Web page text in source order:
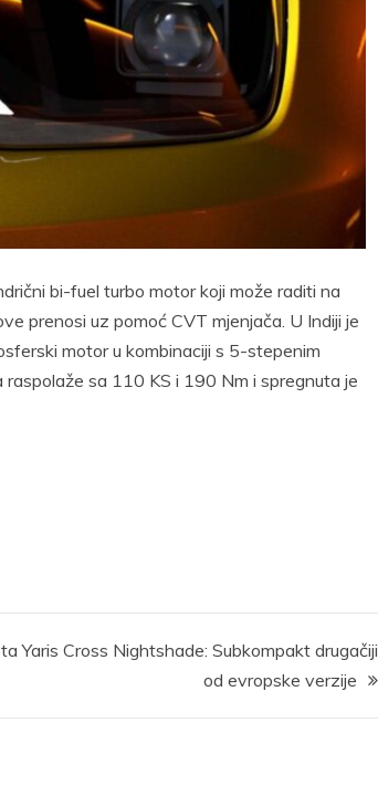
bi-fuel turbo motor koji može raditi na
prenosi uz pomoć CVT mjenjača. U Indiji je
motor u kombinaciji s 5-stepenim
sa 110 KS i 190 Nm i spregnuta je
Yaris Cross Nightshade: Subkompakt drugačiji
od evropske verzije